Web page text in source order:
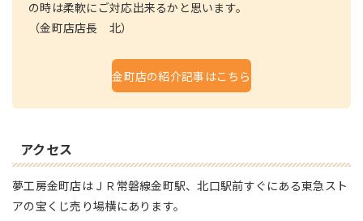
の時は柔軟にご対応出来るかと思います。
（金町店店長 北）
金町店の紹介記事はこちら
アクセス
夢工房金町店はＪＲ常磐線金町駅、北口駅前すぐにある東急スト
アの宝くじ売り場横にあります。